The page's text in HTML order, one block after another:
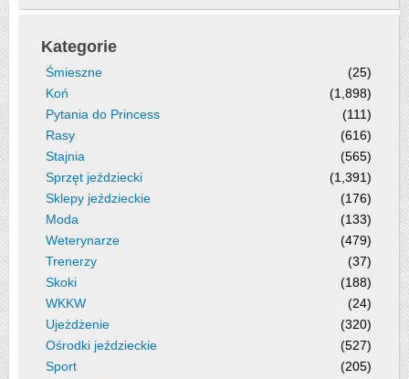
Kategorie
Śmieszne
(25)
Koń
(1,898)
Pytania do Princess
(111)
Rasy
(616)
Stajnia
(565)
Sprzęt jeździecki
(1,391)
Sklepy jeździeckie
(176)
Moda
(133)
Weterynarze
(479)
Trenerzy
(37)
Skoki
(188)
WKKW
(24)
Ujeżdżenie
(320)
Ośrodki jeździeckie
(527)
Sport
(205)